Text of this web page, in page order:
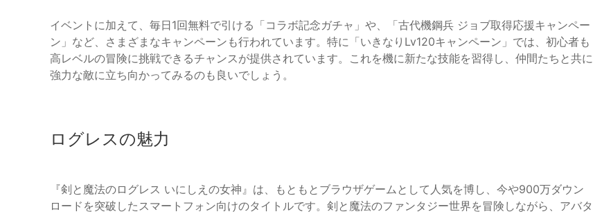
イベントに加えて、毎日1回無料で引ける「コラボ記念ガチャ」や、「古代機鋼兵 ジョブ取得応援キャンペー
ン」など、さまざまなキャンペーンも行われています。特に「いきなりLv120キャンペーン」では、初心者も
高レベルの冒険に挑戦できるチャンスが提供されています。これを機に新たな技能を習得し、仲間たちと共に
強力な敵に立ち向かってみるのも良いでしょう。
ログレスの魅力
『剣と魔法のログレス いにしえの女神』は、もともとブラウザゲームとして人気を博し、今や900万ダウン
ロードを突破したスマートフォン向けのタイトルです。剣と魔法のファンタジー世界を冒険しながら、アバタ